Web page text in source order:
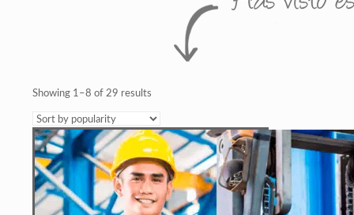
Showing 1–8 of 29 results